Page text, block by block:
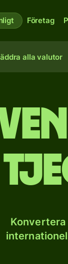
Företag
alla valutor
Konvertera